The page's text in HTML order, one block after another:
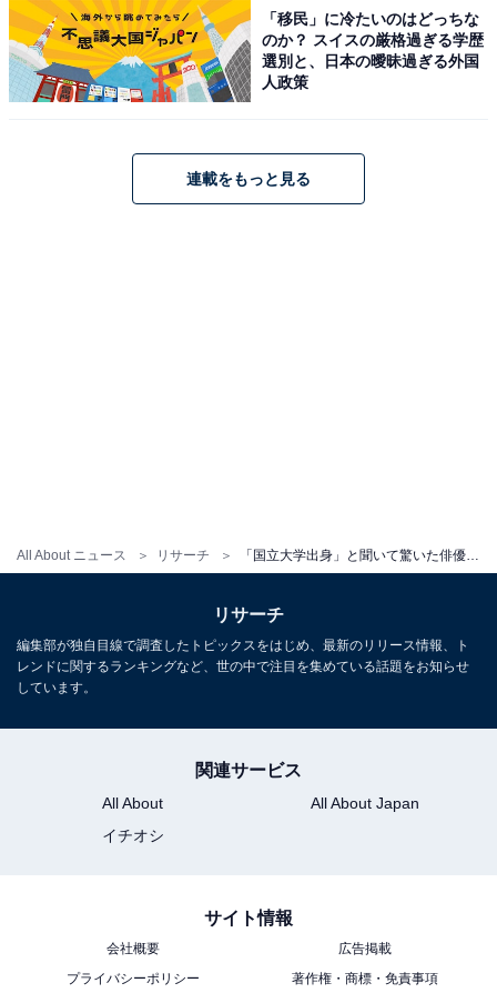
All About ニュース リサーチ
学文学部を卒業した香川照之さんです。人間の心理や社
会の仕組みを学んだバックグラウンドを感じさせる、圧
倒的な表現力と怪演で数々の名作を彩ってきました。名
門国立大学出身という高い知性と、ダイナミックな演技
「さすがだとは思いますが、東大出身だったとは驚
※回答者からのコメントは原文ママです
※記事内容は執筆時点のものです。最新の内容をご確認
次ページ
「移民」に冷たいのはどっちな
のか？ スイスの厳格過ぎる学歴
選別と、日本の曖昧過ぎる外国
人政策
連載をもっと見る
リサーチ
編集部が独自目線で調査したトピックスをはじめ、最新のリリース情報、ト
レンドに関するランキングなど、世の中で注目を集めている話題をお知らせ
しています。
関連サービス
All About
All About Japan
イチオシ
サイト情報
会社概要
広告掲載
プライバシーポリシー
著作権・商標・免責事項